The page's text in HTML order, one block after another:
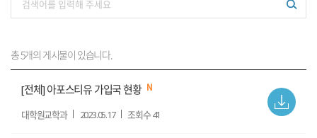
검
총 5개의 게시물이 있습니다.
[전체] 아포스티유 가입국 현황
대학원교학과 2023.05.17 조회수 41
첨
부